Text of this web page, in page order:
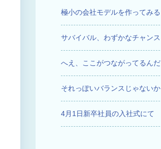
極小の会社モデルを作ってみる
サバイバル、わずかなチャンス
へえ、ここがつながってるんだ
それっぽいバランスじゃないか
4月1日新卒社員の入社式にて